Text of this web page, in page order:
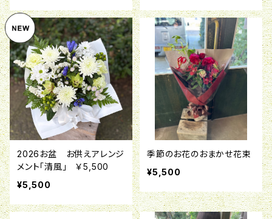
2026お盆 お供えアレンジ
メント「清風」 ￥5,500
¥5,500
季節のお花のおまかせ花束
¥5,500